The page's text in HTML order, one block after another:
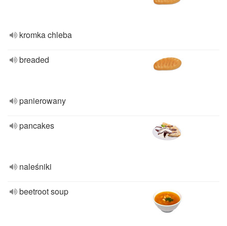
kromka chleba
breaded
panierowany
pancakes
naleśniki
beetroot soup